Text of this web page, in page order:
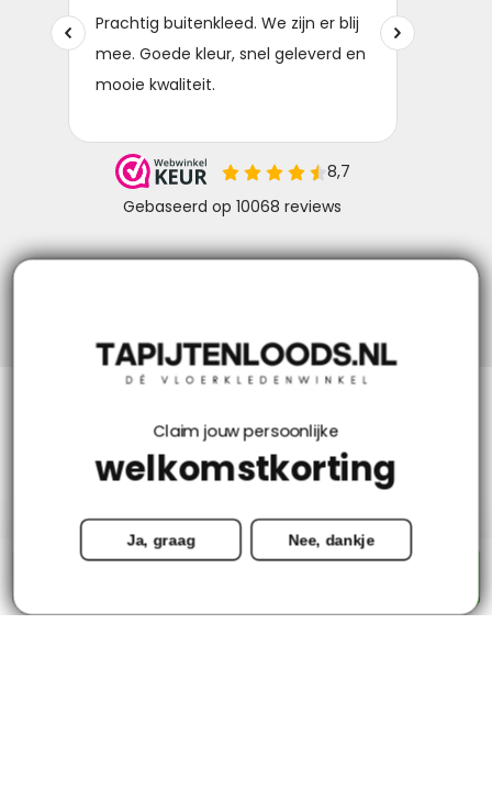
Mijn account
Categorieën
Contact
Claim jouw persoonlijke
welkomstkorting
Ja, graag Nee, dankje